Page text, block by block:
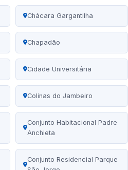
Chácara Gargantilha
Chapadão
Cidade Universitária
Colinas do Jambeiro
Conjunto Habitacional Padre
Anchieta
Conjunto Residencial Parque